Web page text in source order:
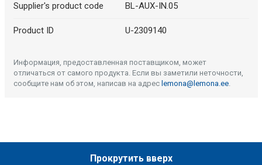
Supplier's product code BL-AUX-IN.05
Product ID U-2309140
Информация, предоставленная поставщиком, может
отличаться от самого продукта. Если вы заметили неточности,
сообщите нам об этом, написав на адрес lemona@lemona.ee.
Прокрутить вверх